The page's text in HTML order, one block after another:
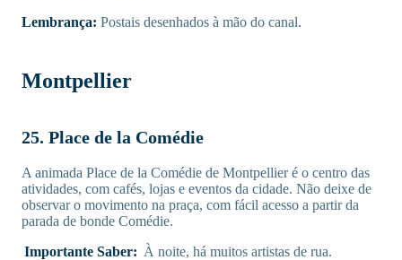
Lembrança: Postais desenhados à mão do canal.
Montpellier
25. Place de la Comédie
A animada Place de la Comédie de Montpellier é o centro das
atividades, com cafés, lojas e eventos da cidade. Não deixe de
observar o movimento na praça, com fácil acesso a partir da
parada de bonde Comédie.
Importante Saber: À noite, há muitos artistas de rua.